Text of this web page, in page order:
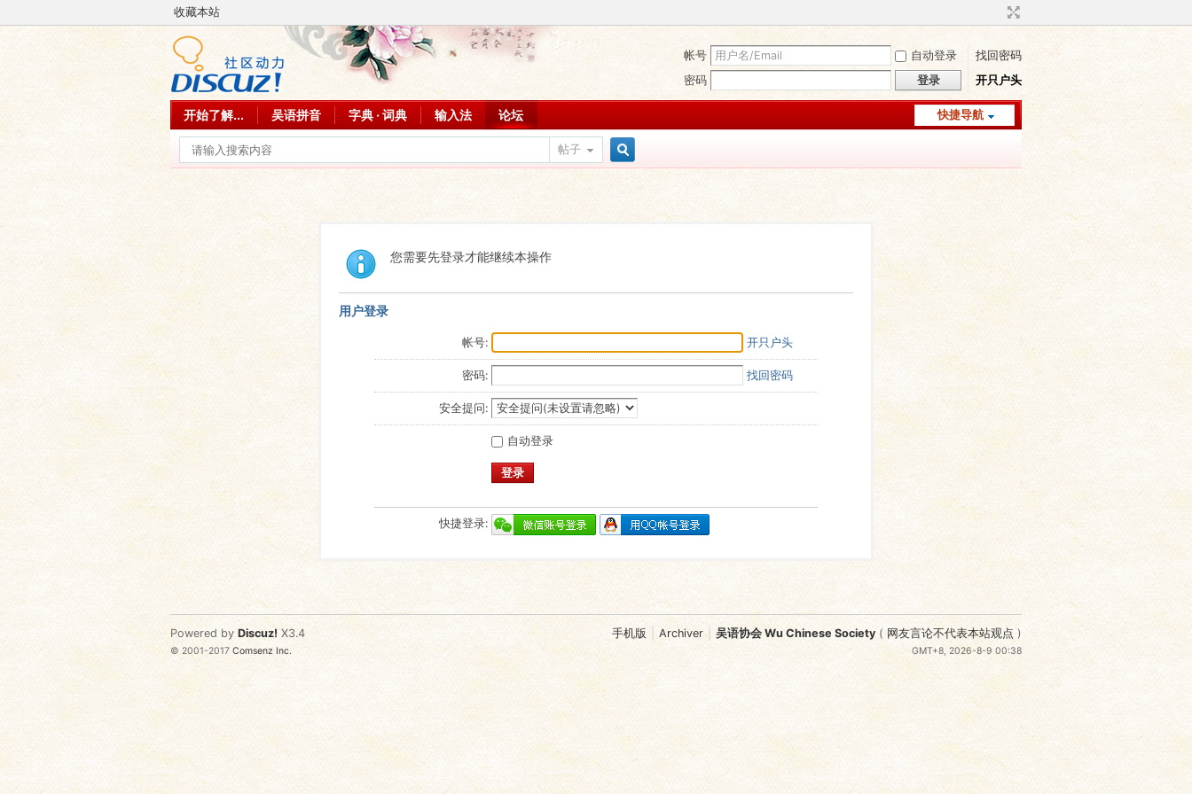
收藏本站
帐号 自动登录
找回密码
密码
登录 开只户头
快捷导航
开始了解... 吴语拼音 字典 · 词典 输入法 论坛
帖子
您需要先登录才能继续本操作
用户登录
帐号: 开只户头
密码: 找回密码
安全提问:
自动登录
登录
快捷登录:
手机版 Archiver 吴语协会 Wu Chinese Society ( 网友言论不代表本站观点 )
GMT+8, 2026-8-9 00:38
Powered by Discuz! X3.4
© 2001-2017Comsenz Inc.